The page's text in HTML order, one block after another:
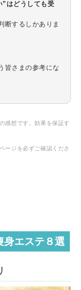
”はどうしても受
断するしかありま
皆さまの参考にな
感想です。効果を保証す
ージを必ずご確認くださ
身エステ８選